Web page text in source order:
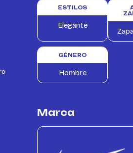
ESTILOS
Elegante
GÉNERO
Hombre
Marca